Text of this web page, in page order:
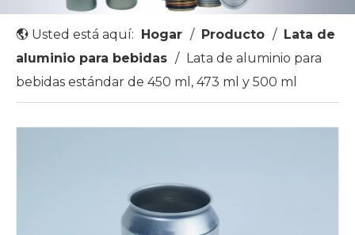
Usted está aquí: Hogar / Producto / Lata de
aluminio para bebidas / Lata de aluminio para
bebidas estándar de 450 ml, 473 ml y 500 ml